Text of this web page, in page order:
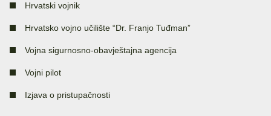
Hrvatski vojnik
Hrvatsko vojno učilište “Dr. Franjo Tuđman”
Vojna sigurnosno-obavještajna agencija
Vojni pilot
Izjava o pristupačnosti